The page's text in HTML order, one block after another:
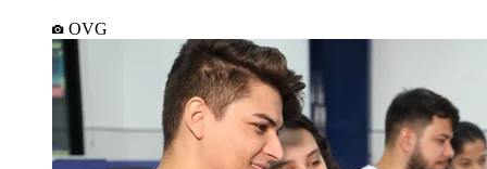
OVG